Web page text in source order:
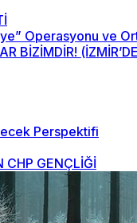
Operasyonu ve
BİZİMDİR!
Perspektifi
CHP GENÇLİĞİ